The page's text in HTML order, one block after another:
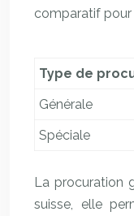
comparatif pour
Type de
Générale
Spéciale
La procuration
suisse, elle